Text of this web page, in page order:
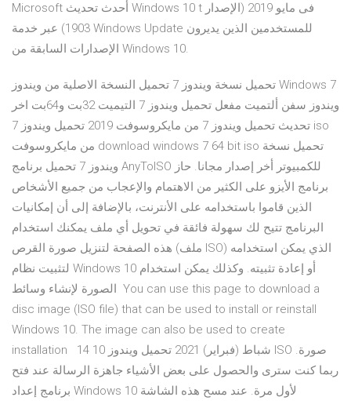
Microsoft أحدث تحديث Windows 10 t فى مايو 2019 (الإصدار
1903) عبر خدمة Windows Update للمستخدمين الذين يديرون
الإصدارات السابقة من Windows 10.
تحميل نسخة ويندوز 7 تحميل النسخة الاصلية من ويندوز Windows 7
ويندوز سفن ألتميت مفعل تحميل ويندوز 7 التيميت 32بت و64بت اخر
تحديث تحميل ويندوز 7 من مايكروسوفت 2019 تحميل ويندوز 7 iso
من مايكروسوفت download windows 7 64 bit iso تحميل نسخة
ويندوز 7 تحميل برنامج AnyToISO للكمبيوتر أخر إصدار مجانا. حاز
برنامج الأيزو على الكثير من الاهتمام والإعجاب من جميع الأشخاص
الذين قاموا باستخدامه على الأنترنت، بالإضافة إلى أن إمكانيات
البرنامج تتيح لك سهولة فائقة في تحويل أي ملف يمكنك استخدام
هذه الصفحة لتنزيل صورة القرص (ملف ISO) الذي يمكن استخدامه
لتثبيت نظام Windows 10 أو إعادة تثبيته. وكذلك يمكن استخدام
الصورة لإنشاء وسائط You can use this page to download a
disc image (ISO file) that can be used to install or reinstall
Windows 10. The image can also be used to create
installation 14 شباط (فبراير) 2021 تحميل ويندوز 10 ISO صورة.
ربما كنت سترى والحصول على بعض الأشياء جاهزة الرسالة عند فتح